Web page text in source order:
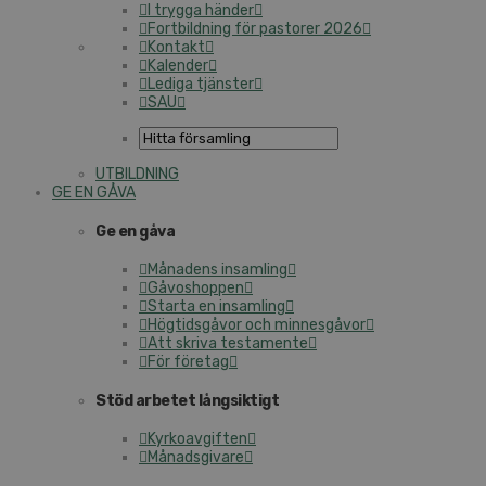
I trygga händer
Fortbildning för pastorer 2026
Kontakt
Kalender
Lediga tjänster
SAU
UTBILDNING
GE EN GÅVA
Ge en gåva
Månadens insamling
Gåvoshoppen
Starta en insamling
Högtidsgåvor och minnesgåvor
Att skriva testamente
För företag
Stöd arbetet långsiktigt
Kyrkoavgiften
Månadsgivare